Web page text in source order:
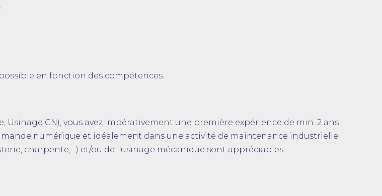
en fonction des compétences
CN), vous avez impérativement une première expérience de min. 2 ans
numérique et idéalement dans une activité de maintenance industrielle.
charpente,…) et/ou de l’usinage mécanique sont appréciables.